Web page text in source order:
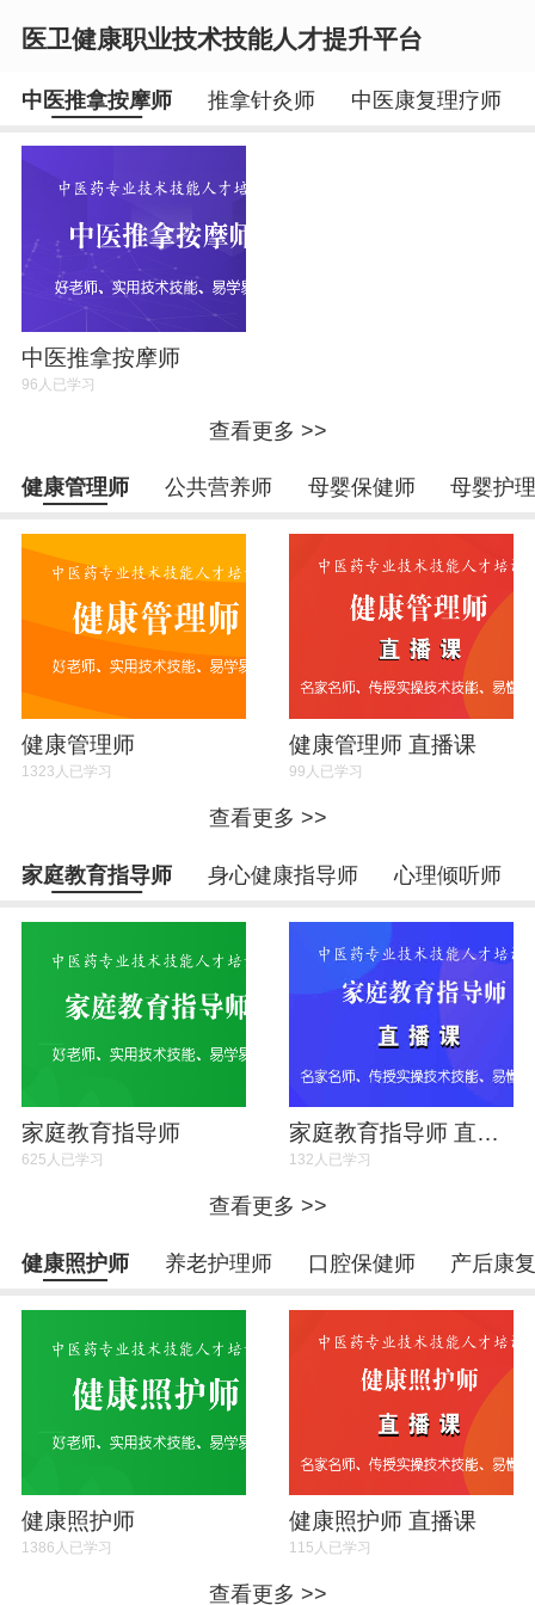
医卫健康职业技术技能人才提升平台
登录 注册
中医推拿按摩师 推拿针灸师 中医康复理疗师
中医推拿按摩师
96人已学习
查看更多 >>
健康管理师 公共营养师 母婴保健师 母婴护
健康管理师
1323人已学习
健康管理师 直播课
99人已学习
查看更多 >>
家庭教育指导师 身心健康指导师 心理倾听师
家庭教育指导师
625人已学习
家庭教育指导师 直播课
132人已学习
查看更多 >>
健康照护师 养老护理师 口腔保健师 产后康
健康照护师
1386人已学习
健康照护师 直播课
115人已学习
查看更多 >>